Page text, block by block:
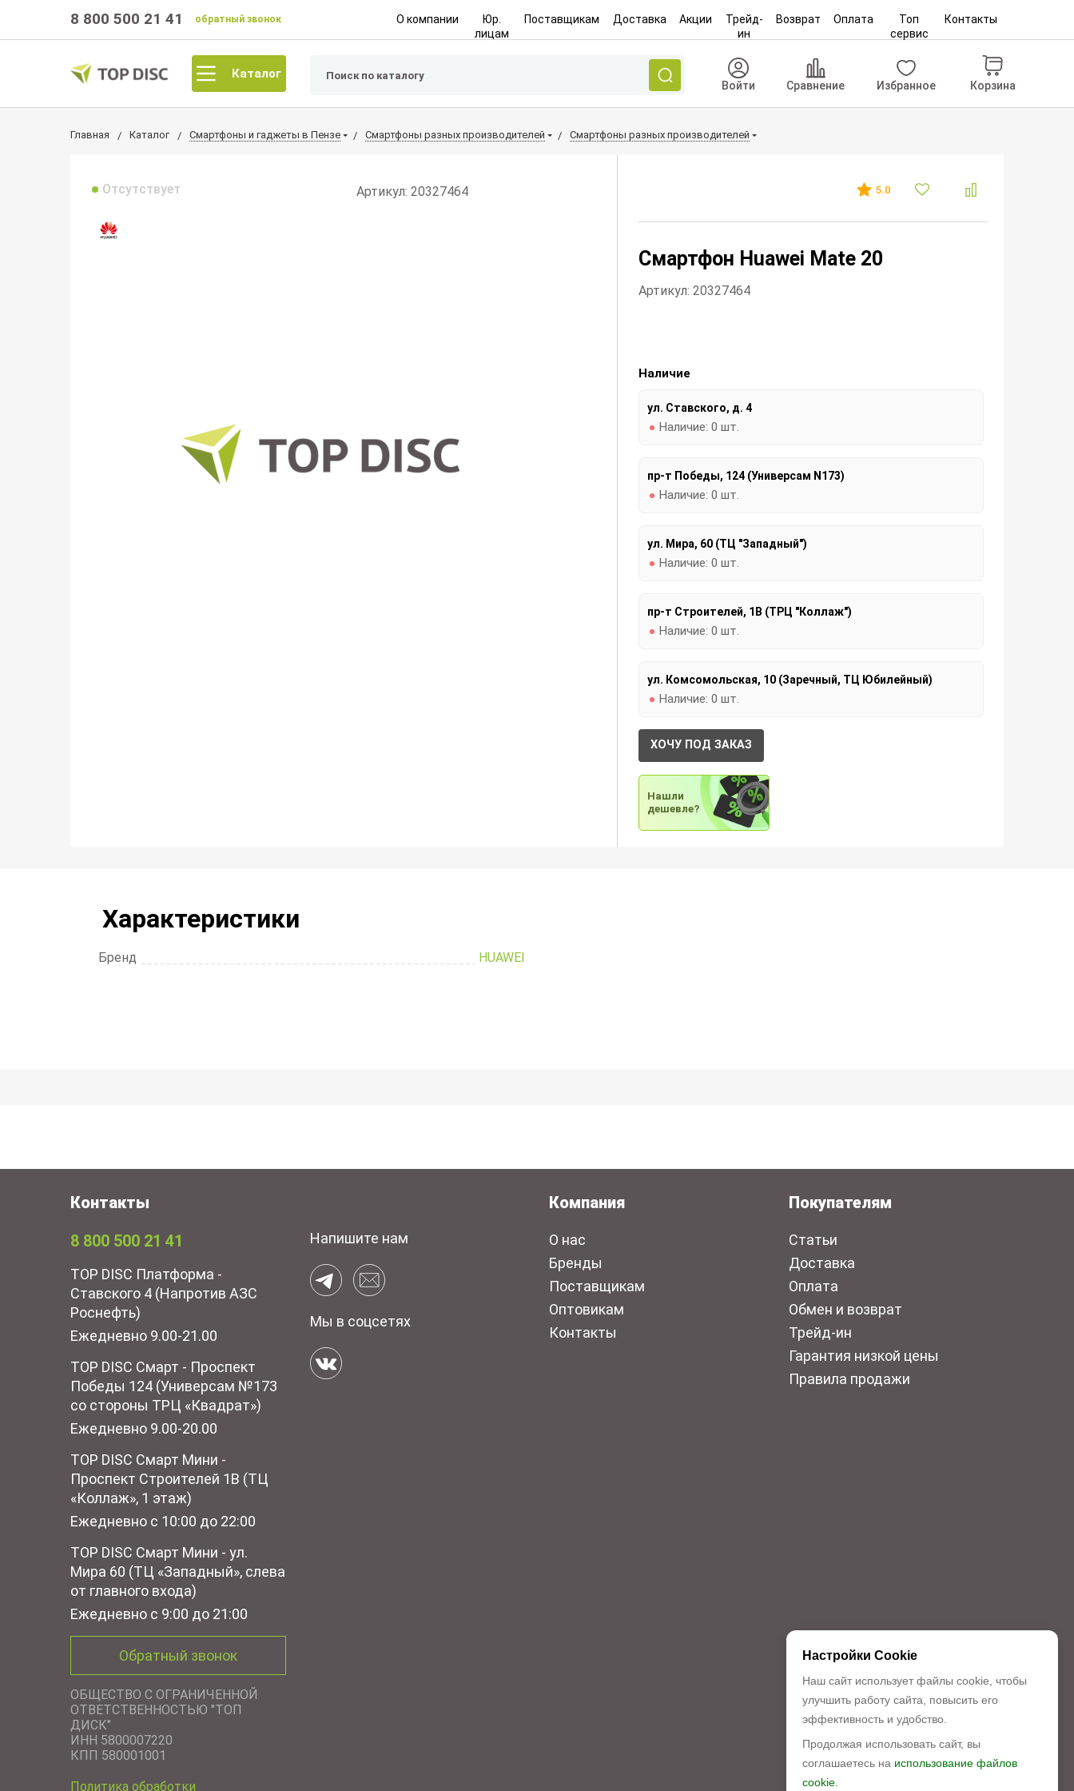
8 800 500 21 41 обратный звонок О компании
Юр.
лицам
Поставщикам Доставка Акции
Трейд-
ин
Возврат Оплата
Топ
сервис
Контакты
Каталог
Войти Сравнение Избранное Корзина
Главная Каталог Смартфоны и гаджеты в Пензе Смартфоны разных производителей Смартфоны разных производителей
Отсутствует Артикул: 20327464 5.0
Смартфон Huawei Mate 20
Артикул: 20327464
Наличие
ул. Ставского, д. 4
Наличие: 0 шт.
пр-т Победы, 124 (Универсам N173)
Наличие: 0 шт.
ул. Мира, 60 (ТЦ "Западный")
Наличие: 0 шт.
пр-т Строителей, 1В (ТРЦ "Коллаж")
Наличие: 0 шт.
ул. Комсомольская, 10 (Заречный, ТЦ Юбилейный)
Наличие: 0 шт.
ХОЧУ ПОД ЗАКАЗ
Нашли
дешевле?
Характеристики
Бренд HUAWEI
Контакты
8 800 500 21 41
TOP DISC Платформа -
Ставского 4 (Напротив АЗС
Роснефть)
Ежедневно 9.00-21.00
TOP DISC Смарт - Проспект
Победы 124 (Универсам №173
со стороны ТРЦ «Квадрат»)
Ежедневно 9.00-20.00
TOP DISC Смарт Мини -
Проспект Строителей 1В (ТЦ
«Коллаж», 1 этаж)
Ежедневно с 10:00 до 22:00
TOP DISC Смарт Мини - ул.
Мира 60 (ТЦ «Западный», слева
от главного входа)
Ежедневно с 9:00 до 21:00
Обратный звонок
ОБЩЕСТВО С ОГРАНИЧЕННОЙ
ОТВЕТСТВЕННОСТЬЮ "ТОП
ДИСК"
ИНН 5800007220
КПП 580001001
Политика обработки
Напишите нам
Мы в соцсетях
Компания
О нас
Бренды
Поставщикам
Оптовикам
Контакты
Покупателям
Статьи
Доставка
Оплата
Обмен и возврат
Трейд-ин
Гарантия низкой цены
Правила продажи
Настройки Cookie
Наш сайт использует файлы cookie, чтобы
улучшить работу сайта, повысить его
эффективность и удобство.
Продолжая использовать сайт, вы
соглашаетесь на использование файлов
cookie.